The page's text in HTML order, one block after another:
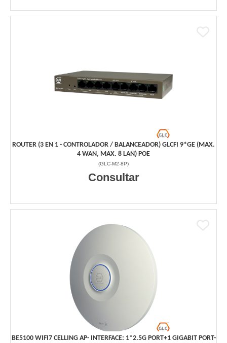
ROUTER (3 EN 1 - CONTROLADOR / BALANCEADOR) GLCFI 9*GE (MAX.
4 WAN, MAX. 8 LAN) POE
(GLC-M2-8P)
Consultar
BE5100 WIFI7 CELLING AP- INTERFACE: 1*2.5G PORT+1 GIGABIT PORT-